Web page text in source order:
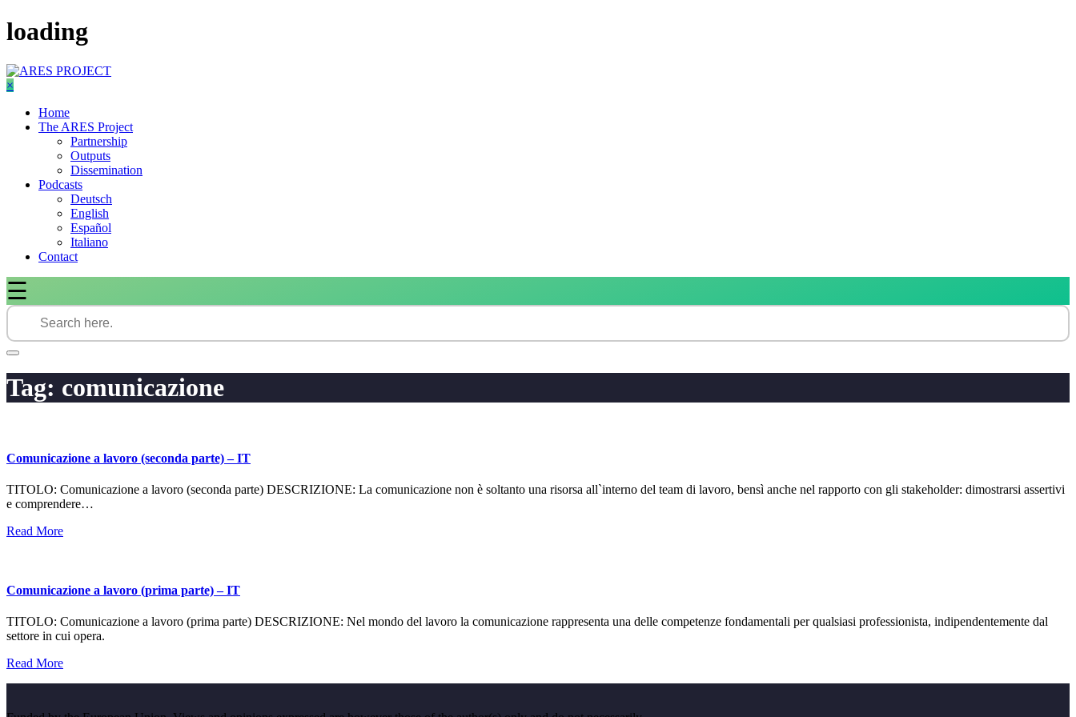
Skip
to
loading
×
Home
The ARES Project
Partnership
Outputs
Dissemination
Podcasts
Deutsch
English
Español
Italiano
Contact
☰
Tag: comunicazione
Comunicazione a lavoro (seconda parte) – IT
TITOLO: Comunicazione a lavoro (seconda parte) DESCRIZIONE: La comunicazione non è soltanto una risorsa all`interno del team di lavoro, bensì anche nel rapporto con gli stakeholder: dimostrarsi assertivi
e comprendere…
Read More
Comunicazione a lavoro (prima parte) – IT
TITOLO: Comunicazione a lavoro (prima parte) DESCRIZIONE: Nel mondo del lavoro la comunicazione rappresenta una delle competenze fondamentali per qualsiasi professionista, indipendentemente dal
settore in cui opera.
Read More